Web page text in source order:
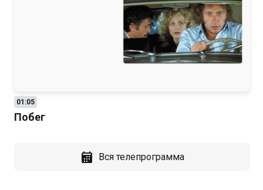
01:05
Побег
Вся телепрограмма